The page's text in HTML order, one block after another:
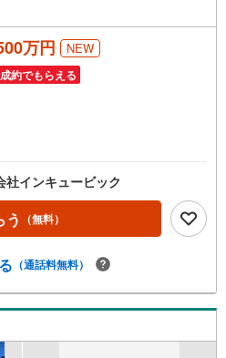
万円 NEW
成約でもらえる
インキュービック
う （無料）
（通話料無料）